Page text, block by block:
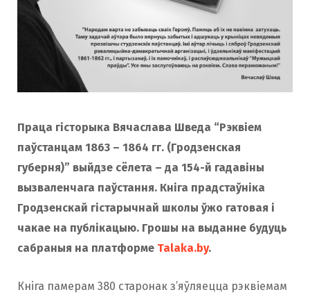
k
r
a
Праца гісторыка Вячаслава Шведа “Рэквіем
паўстанцам 1863 – 1864 гг. (Гродзенская
губерня)” выйдзе сёлета – да 154-й гадавіны
вызваленчага паўстання. Кніга прадстаўніка
Гродзенскай гістарычнай школы ўжо гатовая і
чакае на публікацыю. Грошы на выданне будуць
сабраныя на платформе Talaka.by.
Кніга памерам 380 старонак з’яўляецца рэквіемам